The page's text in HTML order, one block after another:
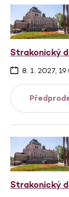
Strakonický
8. 1. 2027,
Strakonický